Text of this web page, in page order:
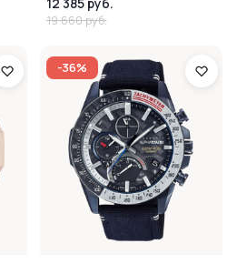
19 660 руб.
-36%